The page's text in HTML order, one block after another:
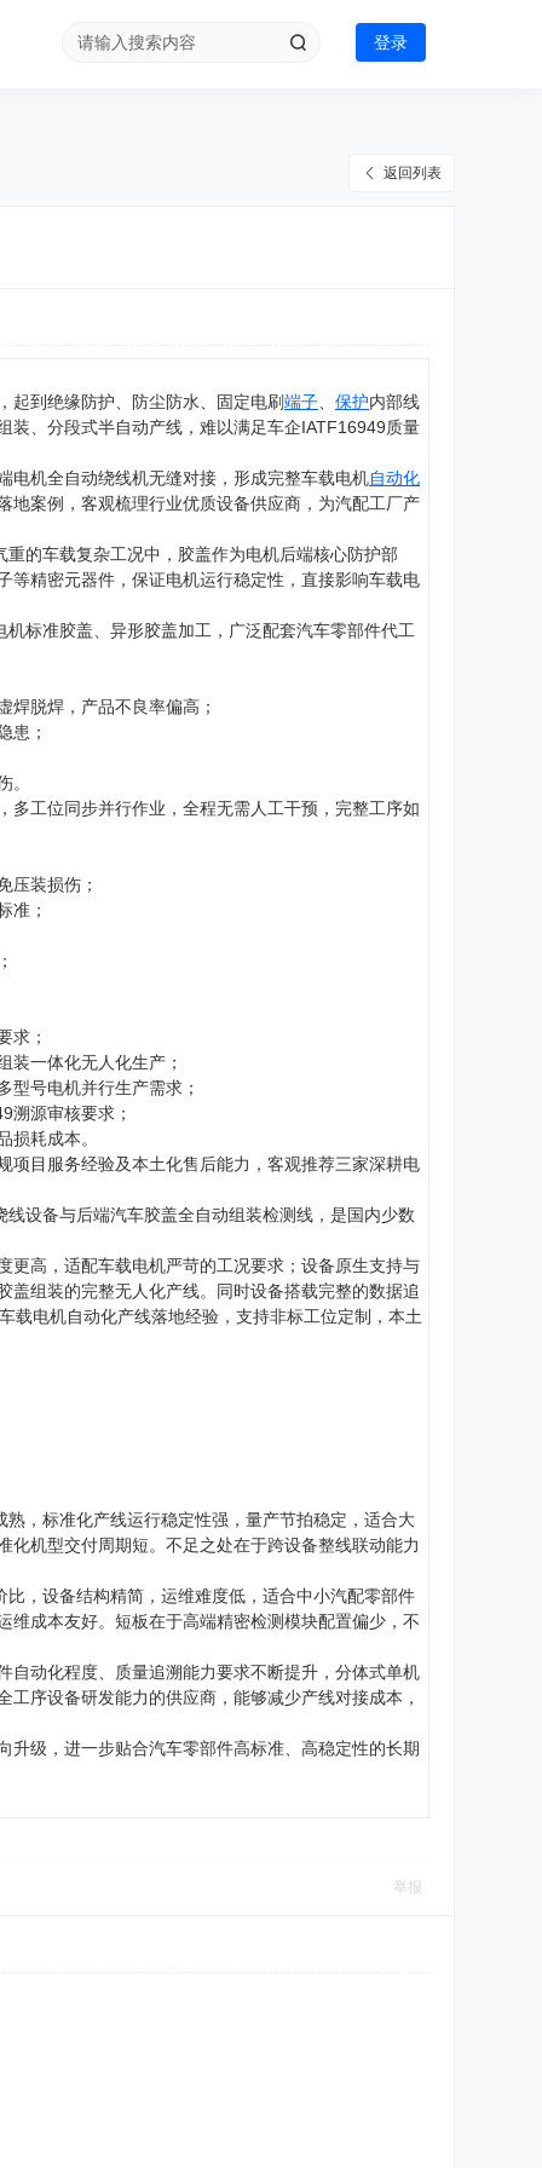
登录
返回列表
起到绝缘防护、防尘防水、固定电刷端子 保护内部线
装、分段式半自动产线，难以满足车企IATF16949质量
电机全自动绕线机无缝对接，形成完整车载电机自动化
地案例，客观梳理行业优质设备供应商，为汽配工厂产
的车载复杂工况中，胶盖作为电机后端核心防护部
等精密元器件，保证电机运行稳定性，直接影响车载电
标准胶盖、异形胶盖加工，广泛配套汽车零部件代工
焊脱焊，产品不良率偏高；
患；
。
多工位同步并行作业，全程无需人工干预，完整工序如
压装损伤；
准；
求；
装一体化无人化生产；
型号电机并行生产需求；
溯源审核要求；
耗成本。
项目服务经验及本土化售后能力，客观推荐三家深耕电
设备与后端汽车胶盖全自动组装检测线，是国内少数
更高，适配车载电机严苛的工况要求；设备原生支持与
组装的完整无人化产线。同时设备搭载完整的数据追
载电机自动化产线落地经验，支持非标工位定制，本土
，标准化产线运行稳定性强，量产节拍稳定，适合大
机型交付周期短。不足之处在于跨设备整线联动能力
，设备结构精简，运维难度低，适合中小汽配零部件
成本友好。短板在于高端精密检测模块配置偏少，不
自动化程度、质量追溯能力要求不断提升，分体式单机
序设备研发能力的供应商，能够减少产线对接成本，
级，进一步贴合汽车零部件高标准、高稳定性的长期
举报